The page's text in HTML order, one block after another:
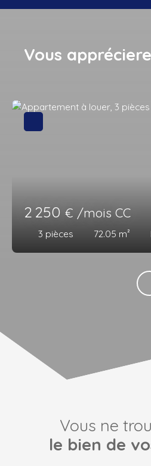
Vous
2 250 € /mois CC
3 pièces 72.05 m²
Vous ne
le bien de